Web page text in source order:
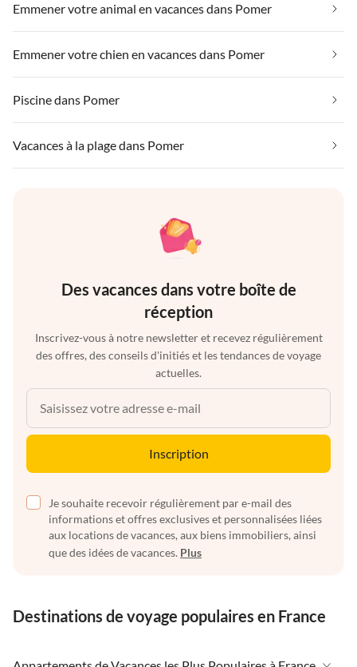
Emmener votre animal en vacances dans Pomer
Emmener votre chien en vacances dans Pomer
Piscine dans Pomer
Vacances à la plage dans Pomer
Des vacances dans votre boîte de
réception
Inscrivez-vous à notre newsletter et recevez régulièrement
des offres, des conseils d'initiés et les tendances de voyage
actuelles.
Inscription
Je souhaite recevoir régulièrement par e-mail des
informations et offres exclusives et personnalisées liées
aux locations de vacances, aux biens immobiliers, ainsi
que des idées de vacances. Plus
Destinations de voyage populaires en France